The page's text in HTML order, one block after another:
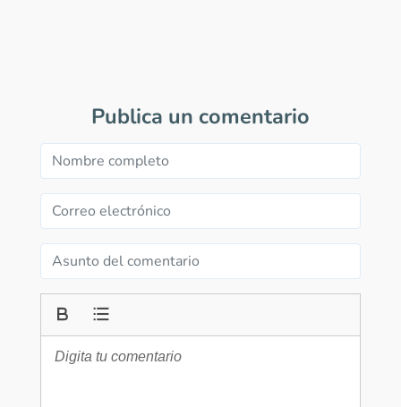
Publica un comentario